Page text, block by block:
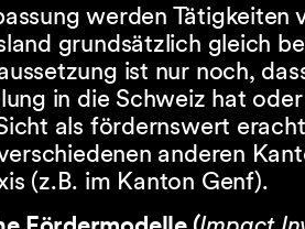
werden Tätigkeiten
grundsätzlich gleich
ist nur noch,
in die Schweiz hat
als fördernswert
anderen
(z.B. im Kanton Genf).